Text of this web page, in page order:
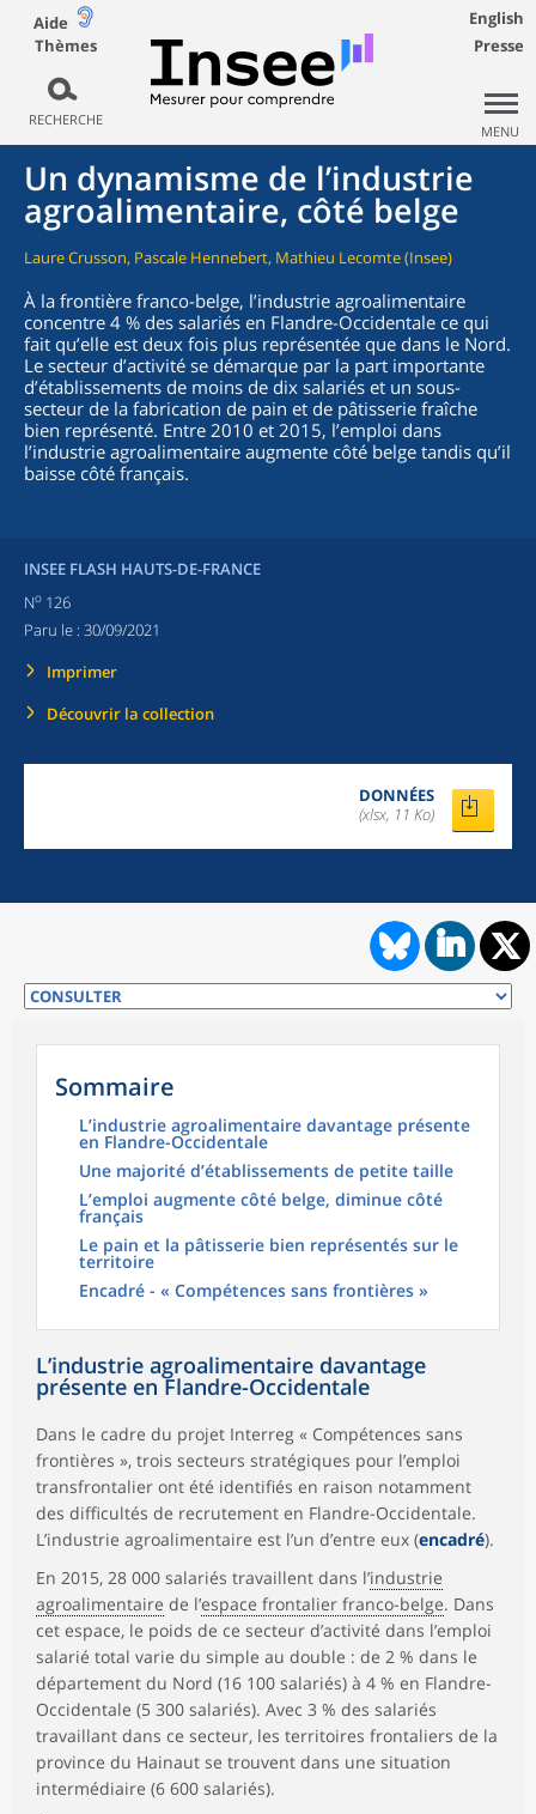
Aide
Thèmes
RECHERCHE
English
Presse
MENU
Un dynamisme de l’industrie
agroalimentaire, côté belge
Laure Crusson, Pascale Hennebert, Mathieu Lecomte (Insee)
À la frontière franco-belge, l’industrie agroalimentaire
concentre 4 % des salariés en Flandre-Occidentale ce qui
fait qu’elle est deux fois plus représentée que dans le Nord.
Le secteur d’activité se démarque par la part importante
d’établissements de moins de dix salariés et un sous-
secteur de la fabrication de pain et de pâtisserie fraîche
bien représenté. Entre 2010 et 2015, l’emploi dans
l’industrie agroalimentaire augmente côté belge tandis qu’il
baisse côté français.
INSEE FLASH HAUTS-DE-FRANCE
No 126
Paru le : 30/09/2021
Imprimer
Découvrir la collection
DONNÉES
(xlsx, 11 Ko)
Sommaire
L’industrie agroalimentaire davantage présente
en Flandre-Occidentale
Une majorité d’établissements de petite taille
L’emploi augmente côté belge, diminue côté
français
Le pain et la pâtisserie bien représentés sur le
territoire
Encadré - « Compétences sans frontières »
L’industrie agroalimentaire davantage
présente en Flandre-Occidentale
Dans le cadre du projet Interreg « Compétences sans
frontières », trois secteurs stratégiques pour l’emploi
transfrontalier ont été identifiés en raison notamment
des difficultés de recrutement en Flandre-Occidentale.
L’industrie agroalimentaire est l’un d’entre eux (encadré).
En 2015, 28 000 salariés travaillent dans l’industrie
agroalimentaire de l’espace frontalier franco-belge. Dans
cet espace, le poids de ce secteur d’activité dans l’emploi
salarié total varie du simple au double : de 2 % dans le
département du Nord (16 100 salariés) à 4 % en Flandre-
Occidentale (5 300 salariés). Avec 3 % des salariés
travaillant dans ce secteur, les territoires frontaliers de la
province du Hainaut se trouvent dans une situation
intermédiaire (6 600 salariés).